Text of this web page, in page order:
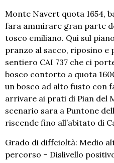
Monte Navert quota 1654,
fara ammirare gran parte
tosco emiliano. Qui sul
pranzo al sacco, riposino e
sentiero CAI 737 che ci
bosco contorto a quota
un bosco ad alto fusto con
arrivare ai prati di Pian del
scenario sara a Puntone
riscende fino all’abitato di
Grado di diffcioltà: Medio
percorso – Dislivello